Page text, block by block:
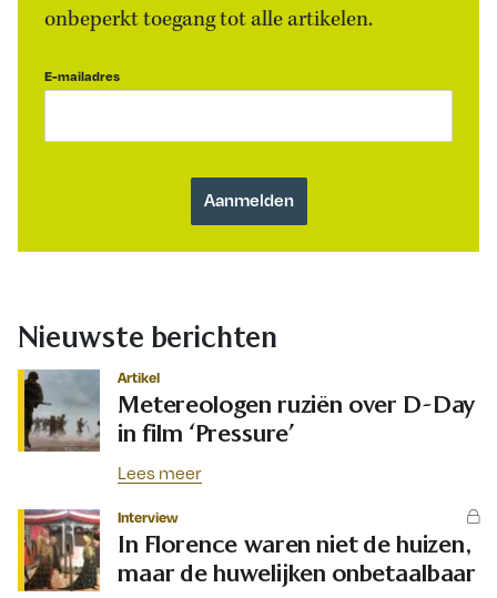
onbeperkt toegang tot alle artikelen.
E-mailadres
Nieuwste berichten
Artikel
Metereologen ruziën over D-Day
in film ‘Pressure’
Lees meer
Interview
In Florence waren niet de huizen,
maar de huwelijken onbetaalbaar